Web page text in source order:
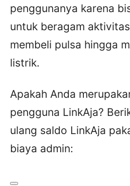
penggunanya karena
untuk beragam
membeli pulsa hingga
listrik.
Apakah Anda
pengguna LinkAja?
ulang saldo LinkAja
biaya admin: